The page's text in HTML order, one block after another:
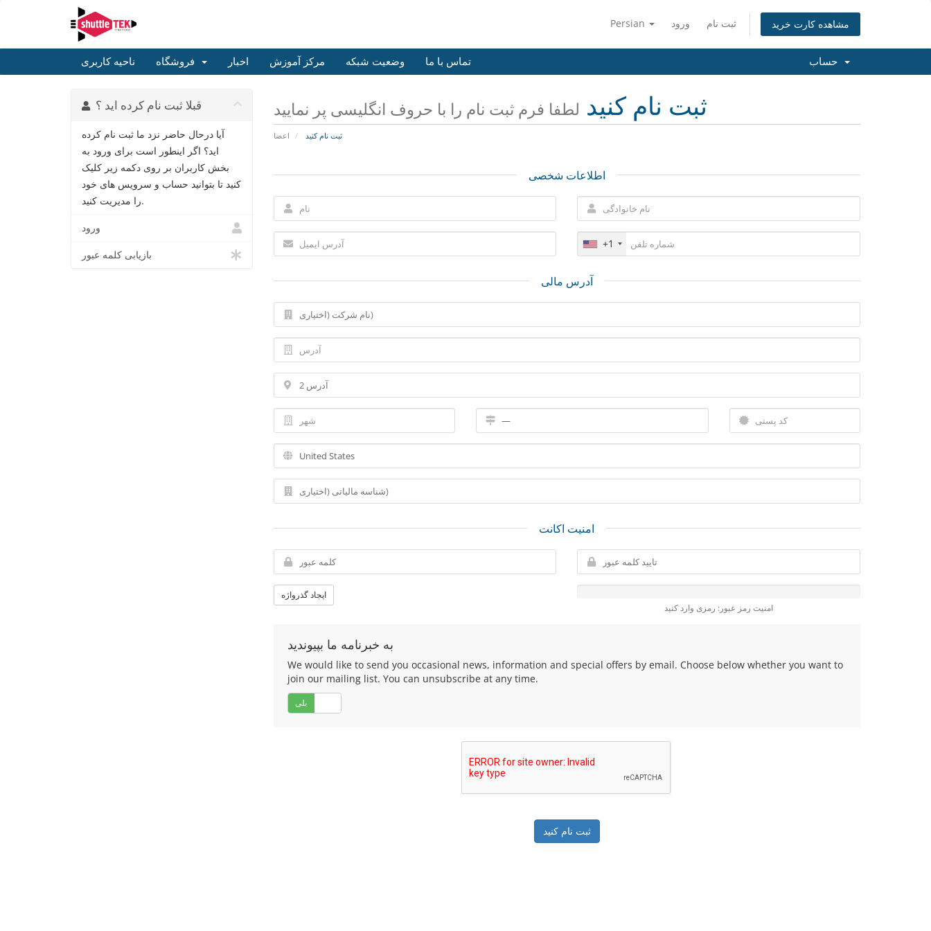
Persian ورود ثبت نام مشاهده کارت خرید
ناحیه کاربری اخبار مرکز آموزش وضعیت شبکه تماس با ما
ثبت نام کنید لطفا فرم ثبت نام را با حروف انگلیسی پر نمایید
اعضا ثبت نام کنید
قبلا ثبت نام کرده اید ؟
آیا درحال حاضر نزد ما ثبت نام کرده
اید؟ اگر اینطور است برای ورود به
بخش کاربران بر روی دکمه زیر کلیک
کنید تا بتوانید حساب و سرویس های خود
را مدیریت کنید.
ورود
بازیابی کلمه عبور
اطلاعات شخصی
+1
آدرس مالی
امنیت اکانت
ایجاد گذرواژه
امنیت رمز عبور: رمزی وارد کنید
به خبرنامه ما بپیوندید
We would like to send you occasional news, information and special offers by email. Choose below whether you want to
join our mailing list. You can unsubscribe at any time.
بلی